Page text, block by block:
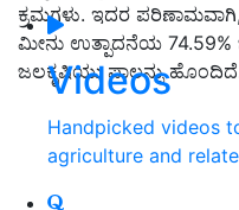
Videos
Handpicked videos
agriculture and
ಕ್ರಮಗಳು. ಇದರ ಪರಿಣಾಮವಾಗಿ,
ಮೀನು ಉತ್ಪಾದನೆಯ 74.59%
ಜಲಕೃಷಿಯು ಪಾಲನ್ನು